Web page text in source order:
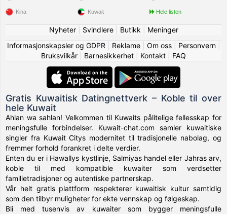
Kina Kuwait Hele listen
Nyheter| Svindlere| Butikk
Meninger
Informasjonskapsler og GDPR
Reklame| Om oss| Personvern|
Bruksvilkår
Barnesikkerhet Kontakt FAQ
Gratis Kuwaitisk Datingnettverk – Koble til over
hele Kuwait
Ahlan wa sahlan! Velkommen til Kuwaits pålitelige fellesskap for
meningsfulle forbindelser. Kuwait-chat.com samler kuwaitiske
singler fra Kuwait Citys modernitet til tradisjonelle nabolag, og
fremmer forhold forankret i delte verdier.
Enten du er i Hawallys kystlinje, Salmiyas handel eller Jahras arv,
koble til med kompatible kuwaiter som verdsetter
familietradisjoner og autentiske partnerskap.
Vår helt gratis plattform respekterer kuwaitisk kultur samtidig
som den tilbyr muligheter for ekte vennskap og følgeskap.
Bli med tusenvis av kuwaiter som bygger meningsfulle